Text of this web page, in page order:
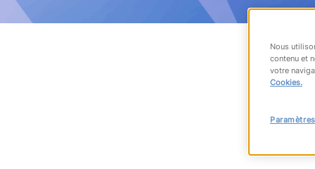
Nous
contenu et
votre
Cookies.